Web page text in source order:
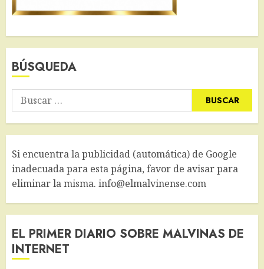
BÚSQUEDA
Buscar:
Si encuentra la publicidad (automática) de Google
inadecuada para esta página, favor de avisar para
eliminar la misma. info@elmalvinense.com
EL PRIMER DIARIO SOBRE MALVINAS DE
INTERNET